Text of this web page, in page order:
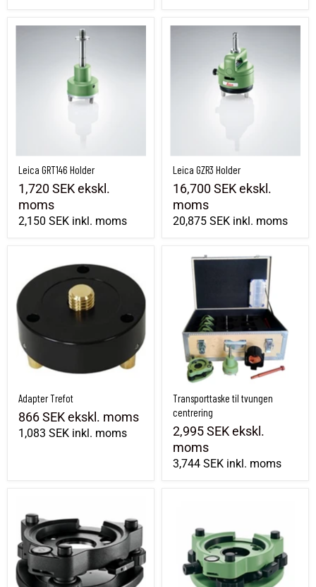
Leica GRT146 Holder
Leica GRT146 Holder
1,720 SEKekskl.
moms
2,150 SEK inkl. moms
Leica GZR3 Holder
Leica GZR3 Holder
16,700 SEKekskl.
moms
20,875 SEK inkl. moms
Adapter Trefot
866 SEKekskl. moms
1,083 SEK inkl. moms
Transporttaske til tvungen centrering
Transporttaske til tvungen
centrering
2,995 SEKekskl.
moms
3,744 SEK inkl. moms